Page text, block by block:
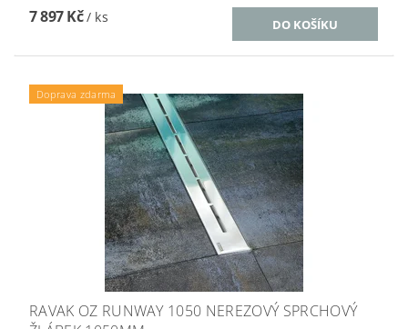
7 897 Kč/ ks
Doprava zdarma
RAVAK OZ RUNWAY 1050 NEREZOVÝ SPRCHOVÝ